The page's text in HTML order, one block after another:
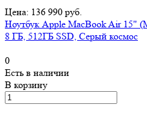
Цена: 136 990 руб.
Ноутбук Apple MacBook Air 15"
8 ГБ, 512ГБ SSD, Серый космос
0
Есть в наличии
В корзину